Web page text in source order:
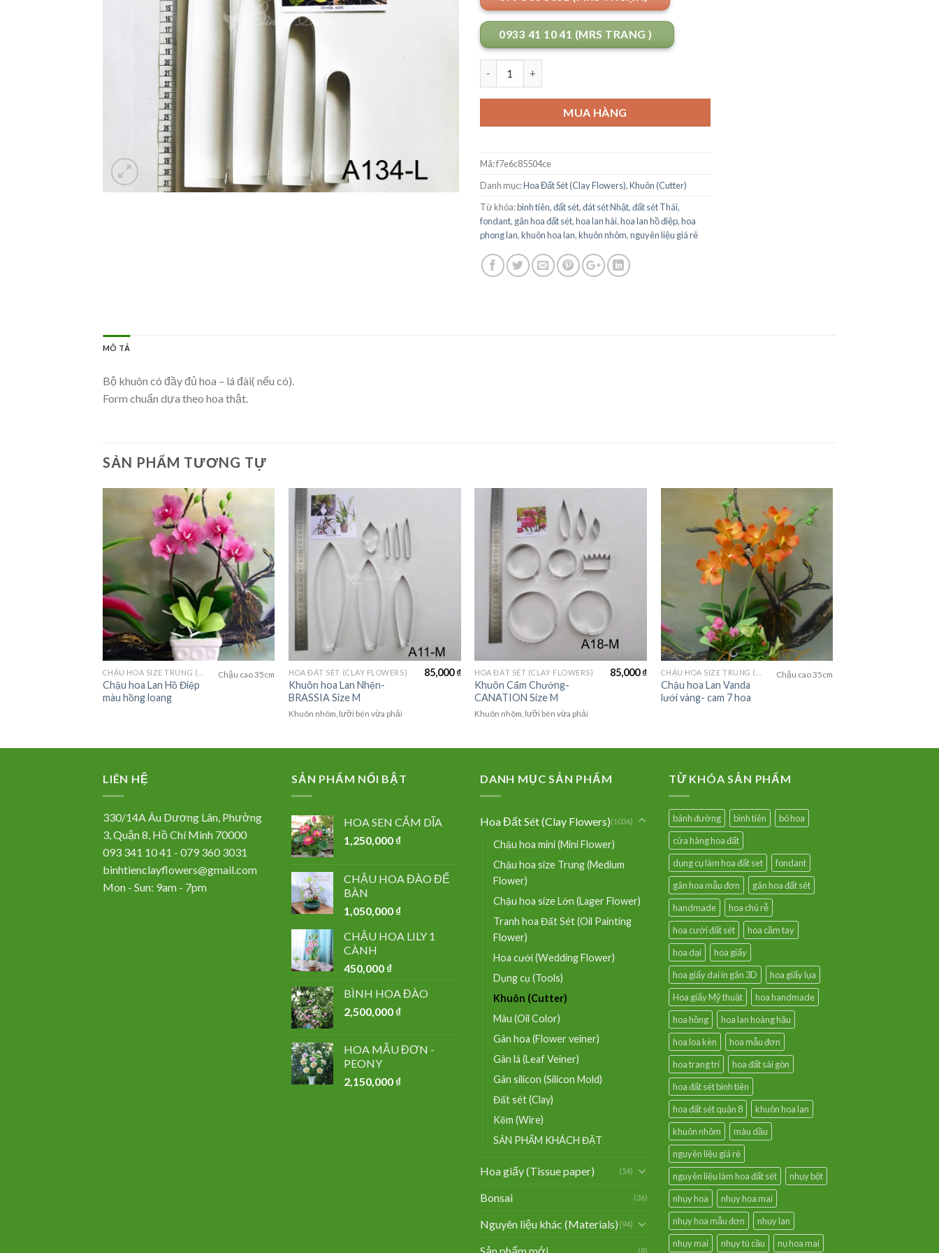
0933 41 10 41 (MRS TRANG )
MUA HÀNG
Mã:f7e6c85504ce
Danh mục:Hoa Đất Sét (Clay Flowers),Khuôn (Cutter)
Từ khóa:bình tiên,đất sét,đát sét Nhật,đất sét Thái,
fondant, gân hoa đất sét,hoa lan hài,hoa lan hồ điệp,hoa
phong lan,khuôn hoa lan,khuôn nhôm,nguyên liệu giá rẻ
MÔ TẢ
Bộ khuôn có đầy đủ hoa – lá đài( nếu có).
Form chuẩn dựa theo hoa thật.
SẢN PHẨM TƯƠNG TỰ
Chậu hoa Lan Hồ Điệp
màu hồng loang
Chậu cao 35cm HOA ĐẤT SÉT (CLAY FLOWERS)
Khuôn hoa Lan Nhện-
BRASSIA Size M
85,000₫
Khuôn nhôm, lưỡi bén vừa phải
HOA ĐẤT SÉT (CLAY FLOWERS)
Khuôn Cẩm Chướng-
CANATION Size M
85,000₫
Khuôn nhôm, lưỡi bén vừa phải
Chậu hoa Lan Vanda
lưới vàng- cam 7 hoa
Chậu cao 35cm
LIÊN HỆ
330/14A Âu Dương Lân, Phường
3, Quận 8, Hồ Chí Minh 70000
093 341 10 41 - 079 360 3031
binhtienclayflowers@gmail.com
Mon - Sun: 9am - 7pm
SẢN PHẨM NỔI BẬT
HOA SEN CẮM DĨA
1,250,000 ₫
CHẬU HOA ĐÀO ĐỂ
BÀN
1,050,000 ₫
CHẬU HOA LILY 1
CÀNH
450,000 ₫
BÌNH HOA ĐÀO
2,500,000 ₫
HOA MẪU ĐƠN -
PEONY
2,150,000 ₫
DANH MỤC SẢN PHẨM
Hoa Đất Sét (Clay Flowers)(1036)
Chậu hoa mini (Mini Flower)
Chậu hoa size Trung (Medium
Flower)
Chậu hoa size Lớn (Lager Flower)
Tranh hoa Đất Sét (Oil Painting
Flower)
Hoa cưới (Wedding Flower)
Dụng cụ (Tools)
Khuôn (Cutter)
Màu (Oil Color)
Gân hoa (Flower veiner)
Gân lá (Leaf Veiner)
Gân silicon (Silicon Mold)
Đất sét (Clay)
Kẽm (Wire)
SẢN PHẨM KHÁCH ĐẶT
Hoa giấy (Tissue paper) (54)
Bonsai (36)
Nguyên liệu khác (Materials) (94)
(8)
TỪ KHÓA SẢN PHẨM
bánh đường bình tiên
bó hoa
cửa hàng hoa đất
dụng cụ làm hoa đất set
fondant
gân hoa mẫu đơn
gân hoa đất sét
handmade
hoa chú rễ
hoa cưới đất sét
hoa cầm tay
hoa dại
hoa giấy
hoa giấy dai in gân 3D
hoa giấy lụa
Hoa giấy Mỹ thuật
hoa handmade
hoa hồng
hoa lan hoàng hậu
hoa loa kèn
hoa mẫu đơn
hoa trang trí
hoa đất sài gòn
hoa đất sét bình tiên
hoa đất sét quận 8
khuôn hoa lan
khuôn nhôm
màu dầu
nguyên liệu giá rẻ
nguyên liệu làm hoa đất sét
nhụy bột
nhụy hoa
nhụy hoa mai
nhụy hoa mẫu đơn
nhụy lan
nhụy mai
nhụy tú cầu nụ hoa mai